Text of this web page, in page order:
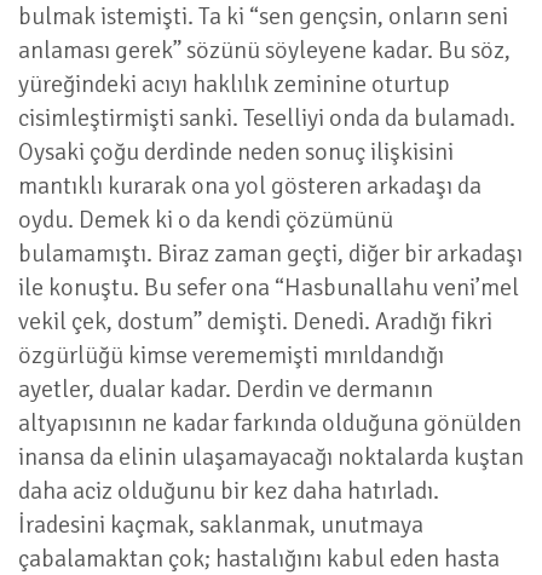
bulmak istemişti. Ta ki “sen gençsin, onların seni
anlaması gerek” sözünü söyleyene kadar. Bu söz,
yüreğindeki acıyı haklılık zeminine oturtup
cisimleştirmişti sanki. Teselliyi onda da bulamadı.
Oysaki çoğu derdinde neden sonuç ilişkisini
mantıklı kurarak ona yol gösteren arkadaşı da
oydu. Demek ki o da kendi çözümünü
bulamamıştı. Biraz zaman geçti, diğer bir arkadaşı
ile konuştu. Bu sefer ona “Hasbunallahu veni’mel
vekil çek, dostum” demişti. Denedi. Aradığı fikri
özgürlüğü kimse verememişti mırıldandığı
ayetler, dualar kadar. Derdin ve dermanın
altyapısının ne kadar farkında olduğuna gönülden
inansa da elinin ulaşamayacağı noktalarda kuştan
daha aciz olduğunu bir kez daha hatırladı.
İradesini kaçmak, saklanmak, unutmaya
çabalamaktan çok; hastalığını kabul eden hasta